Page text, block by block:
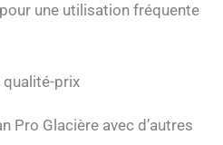
une utilisation fréquente
prix
Pro Glacière avec d’autres